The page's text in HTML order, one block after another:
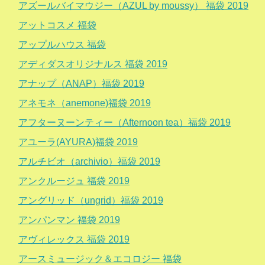
アズールバイマウジー（AZUL by moussy） 福袋 2019
アットコスメ 福袋
アップルハウス 福袋
アディダスオリジナルス 福袋 2019
アナップ（ANAP）福袋 2019
アネモネ（anemone)福袋 2019
アフターヌーンティー（Afternoon tea）福袋 2019
アユーラ(AYURA)福袋 2019
アルチビオ（archivio）福袋 2019
アンクルージュ 福袋 2019
アングリッド（ungrid）福袋 2019
アンパンマン 福袋 2019
アヴィレックス 福袋 2019
アースミュージック＆エコロジー 福袋